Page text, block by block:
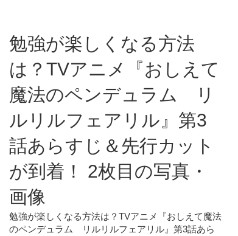
勉強が楽しくなる方法
は？TVアニメ『おしえて
魔法のペンデュラム リ
ルリルフェアリル』第3
話あらすじ＆先行カット
が到着！ 2枚目の写真・
画像
勉強が楽しくなる方法は？TVアニメ『おしえて魔法
のペンデュラム リルリルフェアリル』第3話あら